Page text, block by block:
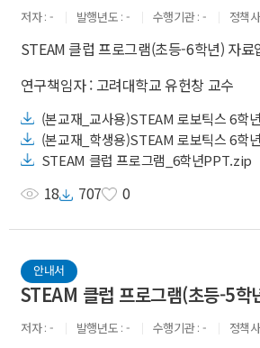
저자 - 발행년도 - 수행기관 - 정책
STEAM 클럽 프로그램(초등-6학년) 자료
연구책임자 : 고려대학교 유헌창 교수
(본교재_교사용)STEAM 로보틱스 6학
(본교재_학생용)STEAM 로보틱스 6학
STEAM 클럽 프로그램_6학년PPT.zip
18 707 0
안내서
STEAM 클럽 프로그램(초등-5학
저자 - 발행년도 - 수행기관 - 정책